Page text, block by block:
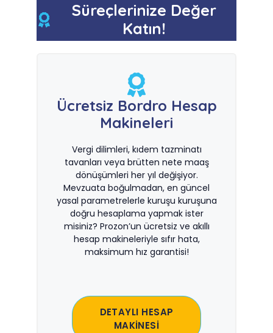
Süreçlerinize Değer
Katın!
Ücretsiz Bordro Hesap
Makineleri
Vergi dilimleri, kıdem tazminatı
tavanları veya brütten nete maaş
dönüşümleri her yıl değişiyor.
Mevzuata boğulmadan, en güncel
yasal parametrelerle kuruşu kuruşuna
doğru hesaplama yapmak ister
misiniz? Prozon’un ücretsiz ve akıllı
hesap makineleriyle sıfır hata,
maksimum hız garantisi!
DETAYLI HESAP
MAKİNESİ